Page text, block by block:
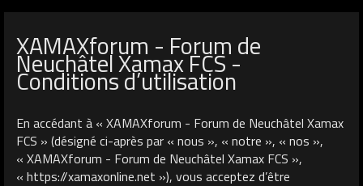
XAMAXforum - Forum de
Neuchâtel Xamax FCS -
Conditions d’utilisation
En accédant à « XAMAXforum - Forum de Neuchâtel Xamax
FCS » (désigné ci-après par « nous », « notre », « nos »,
« XAMAXforum - Forum de Neuchâtel Xamax FCS »,
« https://xamaxonline.net »), vous acceptez d’être